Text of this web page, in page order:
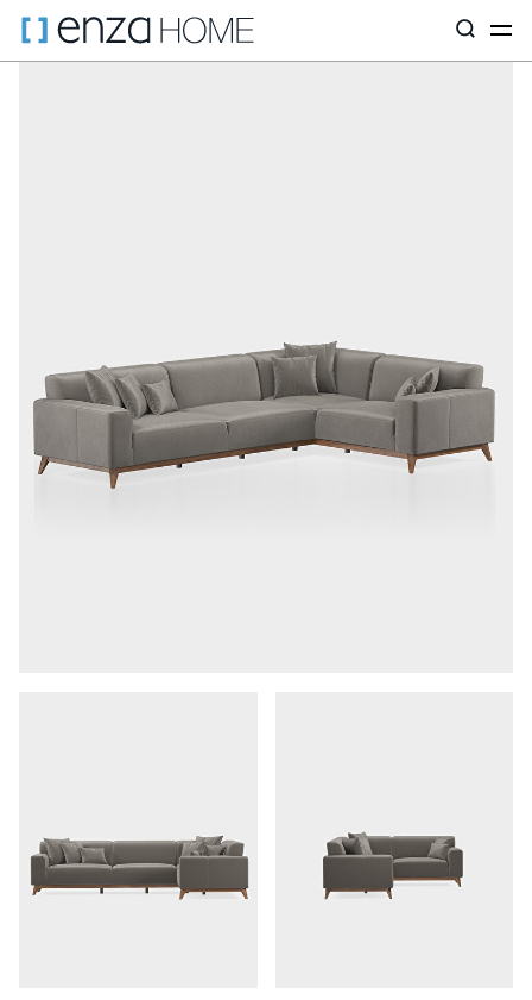
Главная страница Диваны Диван-кровати Нета